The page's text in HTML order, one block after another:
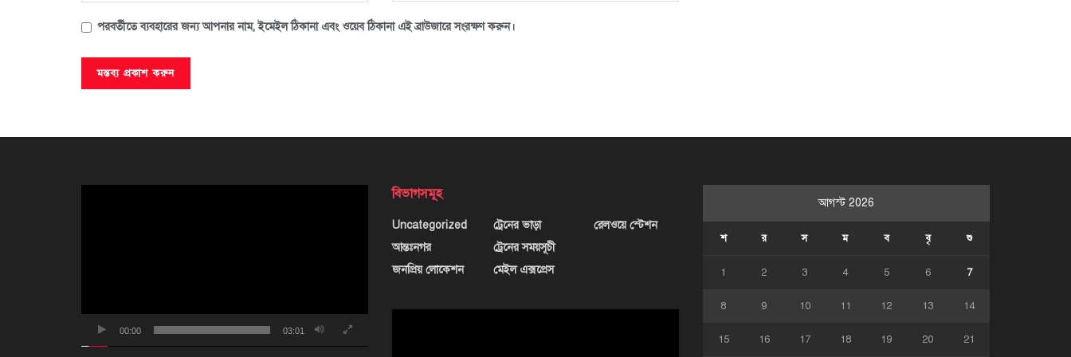
পরবর্তীতে ব্যবহারের জন্য আপনার নাম, ইমেইল ঠিকানা এবং ওয়েব ঠিকানা এই ব্রাউজারে সংরক্ষণ করুন।
00:00 03:01
বিভাগসমূহ
Uncategorized
আন্তঃনগর
জনপ্রিয় লোকেশন
ট্রেনের ভাড়া
ট্রেনের সময়সূচী
মেইল এক্সপ্রেস
রেলওয়ে স্টেশন
আগস্ট 2026
শ র স ম ব বৃ শু
1 2 3 4 5 6 7
8 9 10 11 12 13 14
15 16 17 18 19 20 21